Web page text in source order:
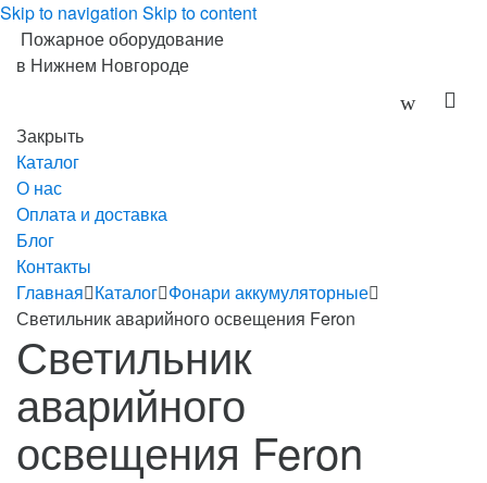
Skip to navigation Skip to content
Пожарное оборудование
в Нижнем Новгороде
Закрыть
Каталог
О нас
Оплата и доставка
Блог
Контакты
Главная Каталог Фонари аккумуляторные
Светильник аварийного освещения Feron
Светильник
аварийного
освещения Feron